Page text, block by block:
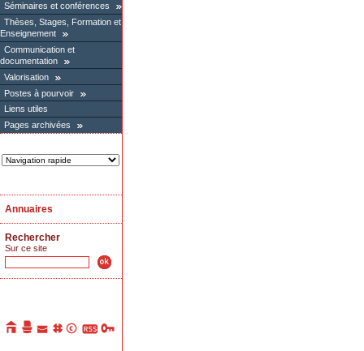
Séminaires et conférences
Thèses, Stages, Formation et
Enseignement
Communication et
documentation
Valorisation
Postes à pourvoir
Liens utiles
Pages archivées
Annuaires
Rechercher
Sur ce site